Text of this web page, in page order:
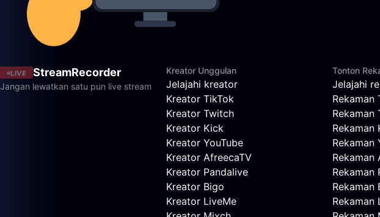
LIVE StreamRecorder
Jangan lewatkan satu pun live stream
Kreator Unggulan
Jelajahi kreator
Kreator TikTok
Kreator Twitch
Kreator Kick
Kreator YouTube
Kreator AfreecaTV
Kreator Pandalive
Kreator Bigo
Kreator LiveMe
Tonton
Jelajahi
Rekaman
Rekaman
Rekaman
Rekaman
Rekaman
Rekaman
Rekaman
Rekaman